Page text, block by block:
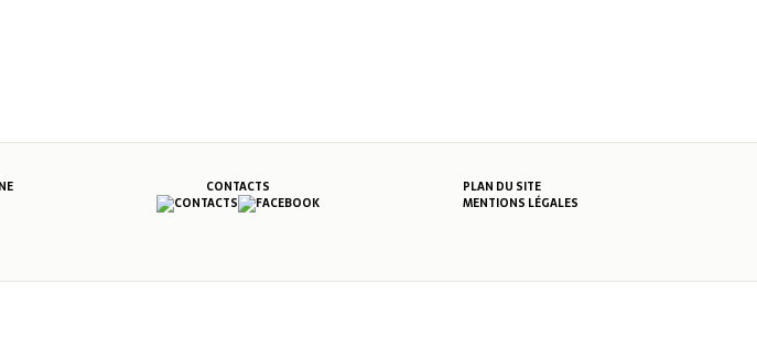
CONTACTS
PLAN DU SITE
MENTIONS LÉGALES